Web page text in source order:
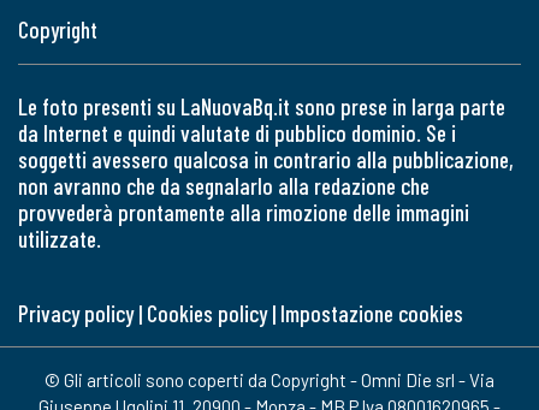
Copyright
Le foto presenti su LaNuovaBq.it sono prese in larga parte
da Internet e quindi valutate di pubblico dominio. Se i
soggetti avessero qualcosa in contrario alla pubblicazione,
non avranno che da segnalarlo alla redazione che
provvederà prontamente alla rimozione delle immagini
utilizzate.
Privacy policy| Cookies policy| Impostazione cookies
© Gli articoli sono coperti da Copyright - Omni Die srl - Via